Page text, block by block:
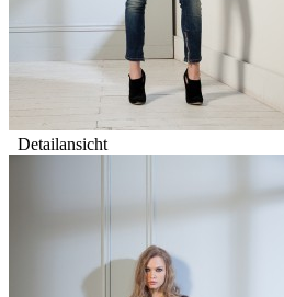
Detailansicht